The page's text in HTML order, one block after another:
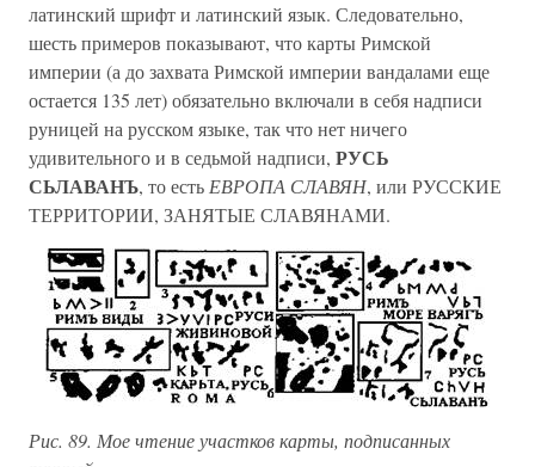
латинский шрифт и латинский язык. Следовательно,
шесть примеров показывают, что карты Римской
империи (а до захвата Римской империи вандалами еще
остается 135 лет) обязательно включали в себя надписи
руницей на русском языке, так что нет ничего
удивительного и в седьмой надписи, РУСЬ
СЬЛАВАНЪ, то естьЕВРОПА СЛАВЯН, или РУССКИЕ
ТЕРРИТОРИИ, ЗАНЯТЫЕ СЛАВЯНАМИ.
Рис. 89. Мое чтение участков карты, подписанных